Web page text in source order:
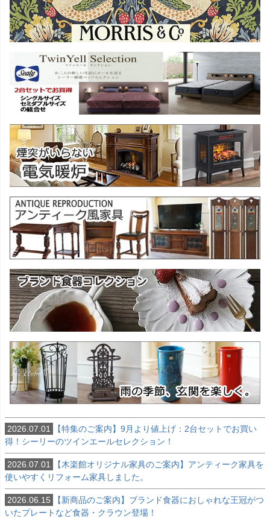
2026.07.01
【特集のご案内】9月より値上げ：2台セットでお買い
得！シーリーのツインエールセレクション！
2026.07.01
【木楽館オリジナル家具のご案内】アンティーク家具を
使いやすくリフォーム家具しました。
2026.06.15
【新商品のご案内】ブランド食器におしゃれな王冠がつ
いたプレートなど食器・クラウン登場！